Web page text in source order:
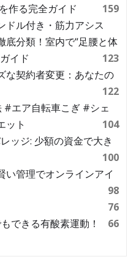
作る完全ガイド
159
ドル付き・筋力アシス
底分類！室内で“足腰と体
イド
123
な契約者変更：あなたの
122
#エア自転車こぎ #シェ
ット
104
ッジ: 少額の資金で大き
100
い管理でオンラインアイ
98
76
できる有酸素運動！
66